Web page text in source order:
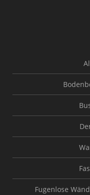
Fugenlose